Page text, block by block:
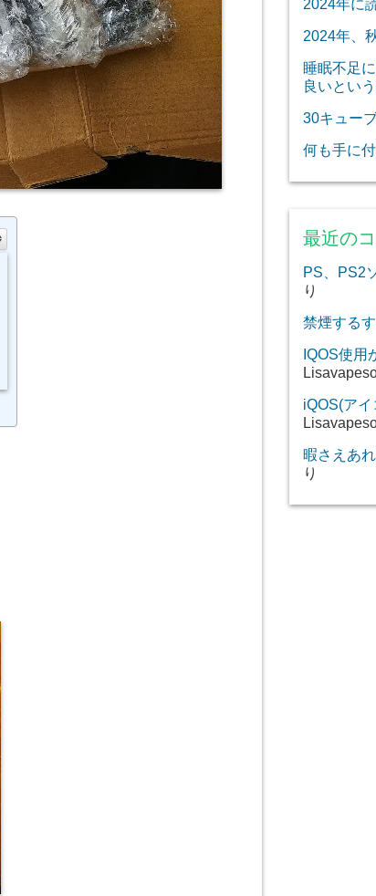
2024年に
2024年、
睡眠不足
良いとい
30キュー
何も手に
最近の
PS、PS2
り
禁煙する
IQOS使用
iQOS(ア
暇さえあ
り